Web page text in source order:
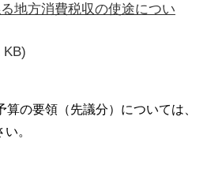
る地方消費税収の使途につい
KB)
の要領（先議分）については、
。